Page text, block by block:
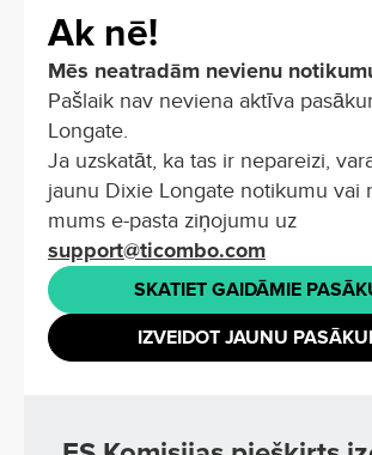
Ak nē!
Mēs neatradām nevienu
Pašlaik nav neviena aktīva
Longate.
Ja uzskatāt, ka tas ir nepareizi,
jaunu Dixie Longate notikumu vai
mums e-pasta ziņojumu uz
support@ticombo.com
SKATIET GAIDĀMIE
IZVEIDOT JAUNU